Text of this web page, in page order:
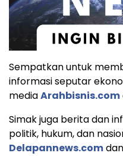
Sempatkan untuk
informasi seputar
mediaArahbisnis.com
Simak juga berita dan
politik, hukum, dan
Delapannews.comdan